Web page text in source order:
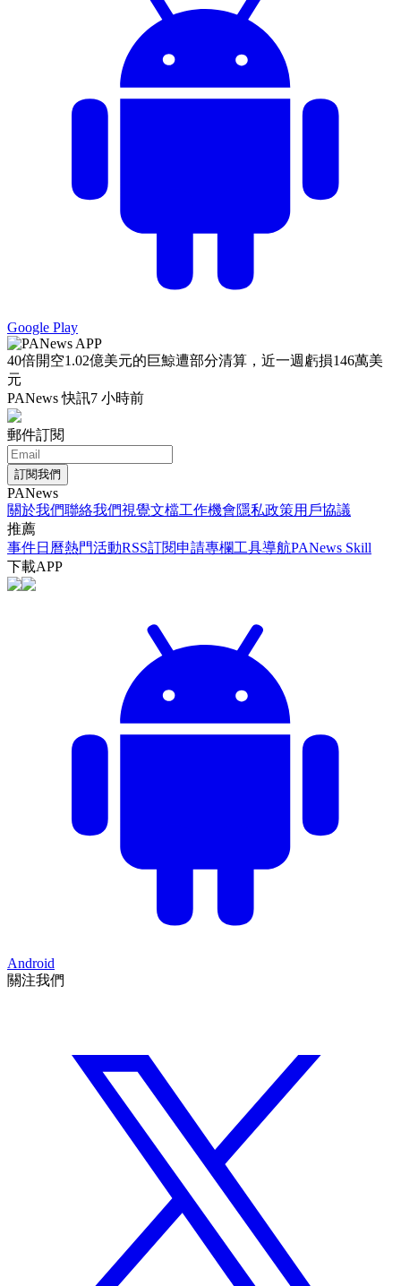
Google Play
40倍開空1.02億美元的巨鯨遭部分清算，近一週虧損146萬美
元
PANews 快訊7 小時前
郵件訂閱
訂閱我們
PANews
關於我們聯絡我們視覺文檔工作機會隱私政策用戶協議
推薦
事件日曆熱門活動RSS訂閱申請專欄工具導航PANews Skill
下載APP
Android
關注我們